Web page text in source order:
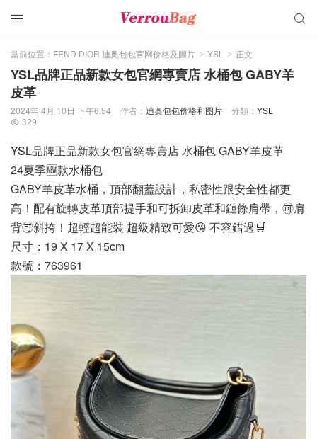
 
當前位置： FEND DIOR 迪奥包包官网价格及圖片 > YSL > 正文
YSL品牌正品新款女包官網專賣店 水桶包 GABY羊
皮革
2024年 4月 10日 下午6:54 作者： 迪奥包包价格和图片 分類： YSL
 329
YSL品牌正品新款女包官網專賣店 水桶包 GABY羊皮革
24夏季🆕款水桶包
GABY羊皮革水桶，頂部翻蓋設計，私密性跟安全性都更
高！配有旋轉皮革頂部提手和可拆卸皮革和鏈條肩帶，🉑️肩
背🉑️斜挎！超輕超能裝 超級精致可愛😘 不容錯過🛒
尺寸：19 X 17 X 15cm
款號：763961